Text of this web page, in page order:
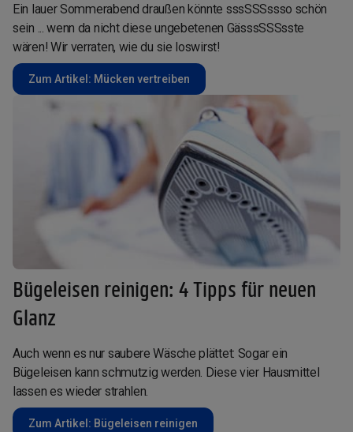
Ein lauer Sommerabend draußen könnte sssSSSssso schön
sein ... wenn da nicht diese ungebetenen GässsSSSsste
wären! Wir verraten, wie du sie loswirst!
Zum Artikel: Mücken vertreiben
Bügeleisen reinigen: 4 Tipps für neuen
Glanz
Auch wenn es nur saubere Wäsche plättet: Sogar ein
Bügeleisen kann schmutzig werden. Diese vier Hausmittel
lassen es wieder strahlen.
Zum Artikel: Bügeleisen reinigen